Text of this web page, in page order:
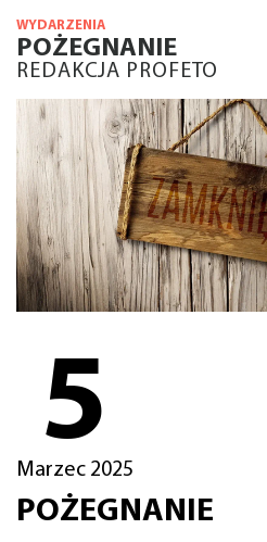
WYDARZENIA
POŻEGNANIE
REDAKCJA PROFETO
5
Marzec 2025
POŻEGNANIE